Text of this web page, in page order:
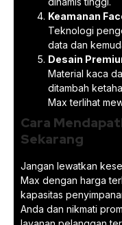
Keamanan
Teknologi
data dan
Desain
Material kaca
ditambah
Max terlihat
Cara
Sekarang
Jangan lewatkan
Max dengan harga
kapasitas
Anda dan nikmati